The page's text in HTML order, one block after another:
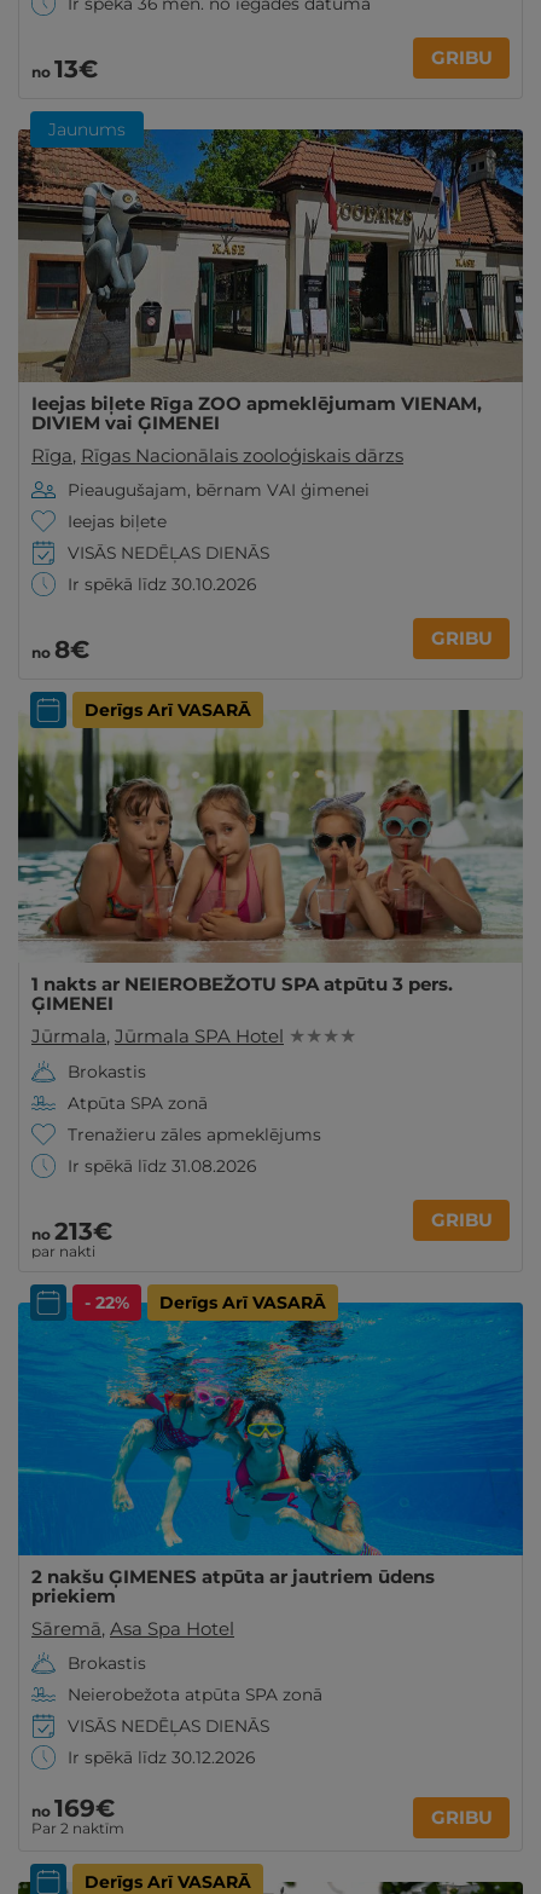
no 13€ GRIBU
Jaunums
Ieejas biļete Rīga ZOO apmeklējumam VIENAM,
DIVIEM vai ĢIMENEI
Rīga, Rīgas Nacionālais zooloģiskais dārzs
Pieaugušajam, bērnam VAI ģimenei
Ieejas biļete
VISĀS NEDĒĻAS DIENĀS
Ir spēkā līdz 30.10.2026
no 8€ GRIBU
Derīgs Arī VASARĀ
1 nakts ar NEIEROBEŽOTU SPA atpūtu 3 pers.
ĢIMENEI
Jūrmala, Jūrmala SPA Hotel ★ ★ ★ ★
Brokastis
Atpūta SPA zonā
Trenažieru zāles apmeklējums
Ir spēkā līdz 31.08.2026
no 213€
par nakti
GRIBU
- 22% Derīgs Arī VASARĀ
2 nakšu ĢIMENES atpūta ar jautriem ūdens
priekiem
Sāremā, Asa Spa Hotel
Brokastis
Neierobežota atpūta SPA zonā
VISĀS NEDĒĻAS DIENĀS
Ir spēkā līdz 30.12.2026
no 169€
Par 2 naktīm GRIBU
Derīgs Arī VASARĀ